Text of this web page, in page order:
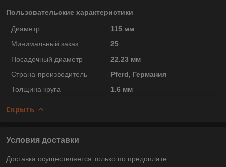
Пользовательские характеристики
Диаметр
115 мм
Минимальный заказ
25
Посадочный диаметр
22.23 мм
Страна-производитель
Pferd, Германия
Толщина круга
1.6 мм
Скрыть
Условия доставки
Доставка осуществляется только по предоплате.